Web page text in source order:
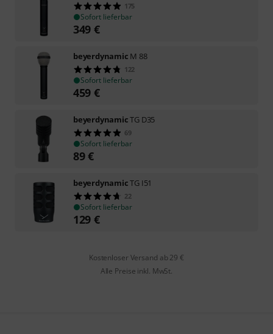
175
Sofort lieferbar
349 €
beyerdynamic M 88
122
Sofort lieferbar
459 €
beyerdynamicTG D35
69
Sofort lieferbar
89€
beyerdynamicTG I51
22
Sofort lieferbar
129 €
Kostenloser Versand ab 29 €
Alle Preise inkl. MwSt.